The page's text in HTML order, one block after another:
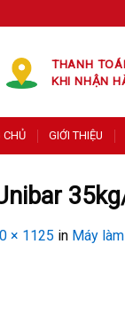
THANH
KHI NHẬN
CHỦ GIỚI THIỆU
× 1125 in Máy